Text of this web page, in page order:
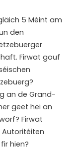
5 Méint am
den
Firwat gouf
an de Grand-
geet hei an
Firwat
Autoritéiten
hien?